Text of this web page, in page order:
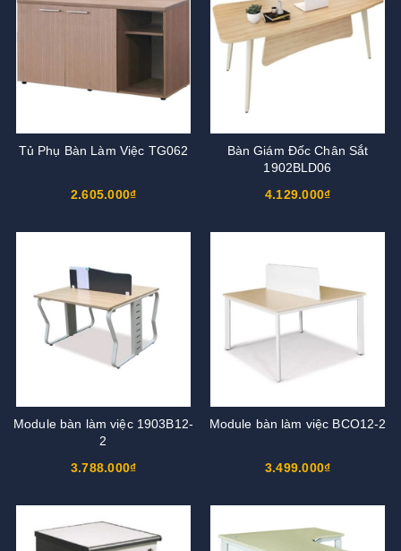
Tủ Phụ Bàn Làm Việc TG062
2.605.000₫
Bàn Giám Đốc Chân Sắt
1902BLD06
4.129.000₫
Module bàn làm việc 1903B12-
2
3.788.000₫
Module bàn làm việc BCO12-2
3.499.000₫